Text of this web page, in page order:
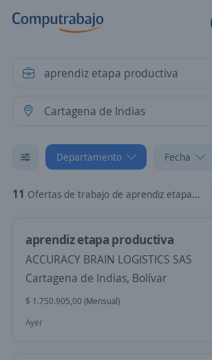
Departamento Fecha
11 Ofertas de trabajo de aprendiz etapa productiva en Cartagena de Indias, Bolívar
aprendiz etapa productiva
ACCURACY BRAIN LOGISTICS SAS
Cartagena de Indias, Bolívar
$ 1.750.905,00 (Mensual)
Ayer